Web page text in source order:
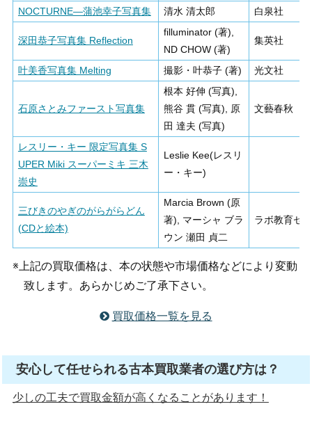
NOCTURNE―蒲池幸子写真集
清水 清太郎 白泉社
深田恭子写真集 Reflection
filluminator (著),
ND CHOW (著)
集英社
叶美香写真集 Melting 撮影・叶恭子 (著) 光文社
石原さとみファースト写真集
根本 好伸 (写真),
熊谷 貫 (写真), 原
田 達夫 (写真)
文藝春秋
レスリー・キー 限定写真集 S
UPER Miki スーパーミキ 三木
崇史
Leslie Kee(レスリ
ー・キー)
三びきのやぎのがらがらどん
(CDと絵本)
Marcia Brown (原
著), マーシャ ブラ
ウン 瀬田 貞二
ラボ教育セ
※上記の買取価格は、本の状態や市場価格などにより変動
致します。あらかじめご了承下さい。
買取価格一覧を見る
安心して任せられる古本買取業者の選び方は？
少しの工夫で買取金額が高くなることがあります！